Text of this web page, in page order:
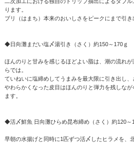
ります。
ブリ（はまち）本来のおいしさをピークにまで引き
◆日向灘まだい塩〆湯引き（さく）約150～170ｇ
ほんのりと甘みを感じるほどよい脂は、潮の流れ
らでは。
ていねいに塩締めしてうまみを最大限に引き出し、
やわらかくなった皮目はほんのりと弾力を残しな
ます。
◆活〆鮮魚 日向灘ひらめ昆布締め（さく）約120～
早朝の水揚げと同時に1匹ずつ活〆したヒラメを、